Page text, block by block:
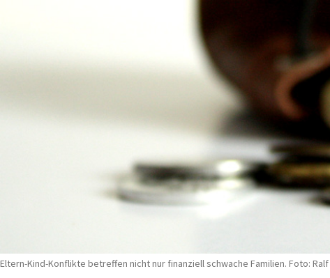
Eltern-Kind-Konflikte betreffen nicht nur finanziell schwache Familien. Foto: